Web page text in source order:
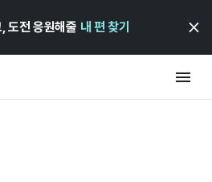
도전 응원해줄 내 편 찾기